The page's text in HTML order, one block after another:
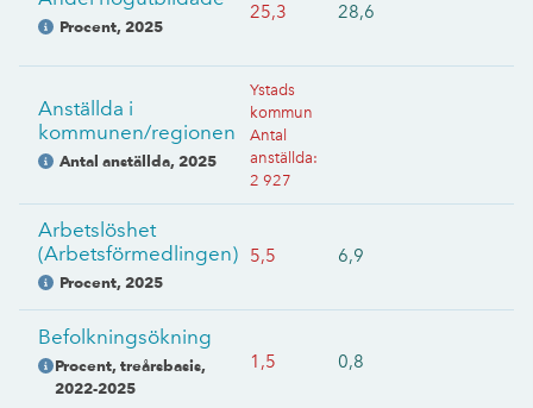
Procent, 2025
25,3 28,6
Anställda i
kommunen/regionen
Antal anställda, 2025
Ystads
kommun
Antal
anställda:
2 927
Arbetslöshet
(Arbetsförmedlingen)
Procent, 2025
5,5 6,9
Befolkningsökning
Procent, treårsbasis,
2022-2025
1,5 0,8